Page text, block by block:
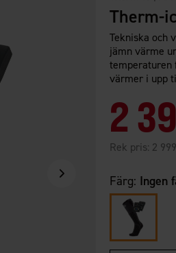
Therm-
Tekniska och
jämn värme
temperaturen
värmer i upp
2
Rek pris: 2
Färg: Ingen